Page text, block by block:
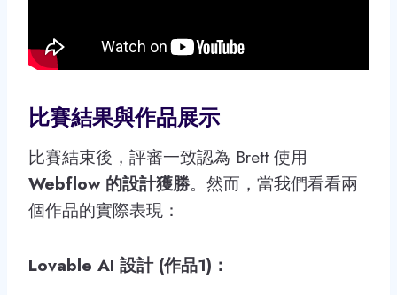
比賽結果與作品展示
比賽結束後，評審一致認為 Brett 使用
Webflow 的設計獲勝。然而，當我們看看兩
個作品的實際表現：
Lovable AI 設計 (作品1)：